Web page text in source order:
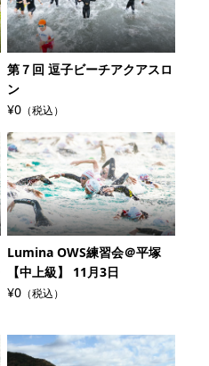
第７回 逗子ビーチアクアスロ
ン
¥0 （税込）
Lumina OWS練習会＠平塚
【中上級】 11月3日
¥0 （税込）